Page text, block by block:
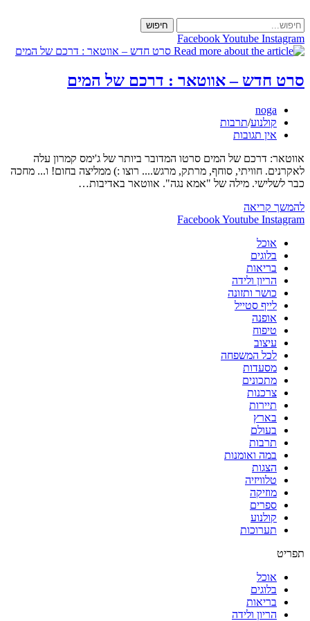
to
content
חיפוש
FacebookYoutube Instagram
סרט חדש – אווטאר : דרכם של המים
מחבר:
noga
קטגוריה:
קולנוע/תרבות
תגובות:
אין תגובות
אווטאר: דרכם של המים סרטו המדובר ביותר של ג'ימס קמרון עלה
לאקרנים. חוויתי, סוחף, מרתק, מרגש.... רוצו :) ממליצה בחום! ו... מחכה
כבר לשלישי. מילה של "אמא נגה". אווטאר באדיבות…
להמשך קריאהסרט
חדש
של
המים
FacebookYoutube Instagram
אוכל
בלוגים
בריאות
הריון ולידה
כושר ותזונה
לייף סטייל
אופנה
טיפוח
עיצוב
לכל המשפחה
מסעדות
מתכונים
צרכנות
תיירות
בארץ
בעולם
תרבות
במה ואומנות
הצגות
טלוויזיה
מוזיקה
ספרים
קולנוע
תערוכות
תפריט
אוכל
בלוגים
בריאות
הריון ולידה